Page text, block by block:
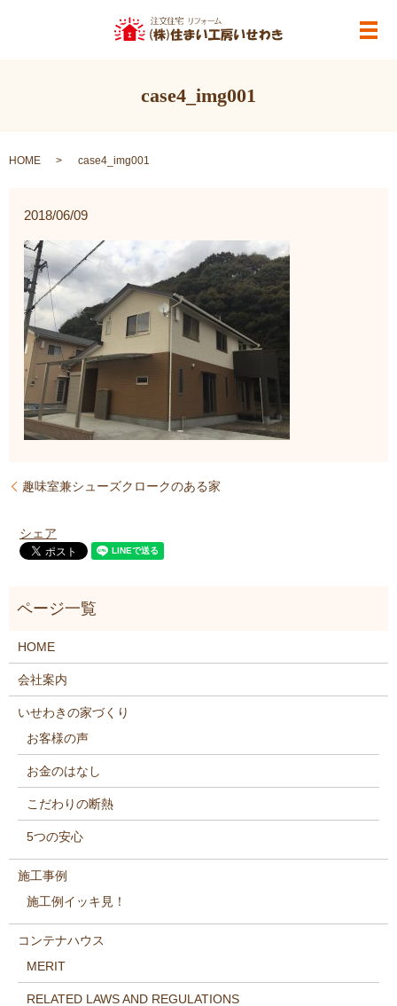
メ
case4_img001
HOME case4_img001
2018/06/09
趣味室兼シューズクロークのある家
シェア
HOME
会社案内
いせわきの家づくり
お客様の声
お金のはなし
こだわりの断熱
5つの安心
施工事例
施工例イッキ見！
コンテナハウス
MERIT
RELATED LAWS AND REGULATIONS